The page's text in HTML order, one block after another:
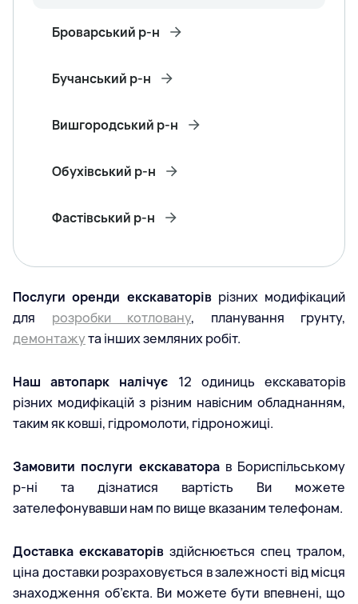
Послуги оренди екскаваторіврізних модифікаций
для розробки котловану, планування грунту,
демонтажута інших земляних робіт.
Наш автопарк налічує 12 одиниць екскаваторів
різних модифікацій з різним навісним обладнанням,
таким як ковші, гідромолоти, гідроножиці.
Замовити послуги екскаваторав Бориспільському
р-ні та дізнатися вартість Ви можете
зателефонувавши нам по вище вказаним телефонам.
Доставка екскаваторів здійснюється спец тралом,
ціна доставки розраховується в залежності від місця
знаходження об’єкта. Ви можете бути впевнені, що
Броварський р-н
Бучанський р-н
Вишгородський р-н
Обухівський р-н
Фастівський р-н